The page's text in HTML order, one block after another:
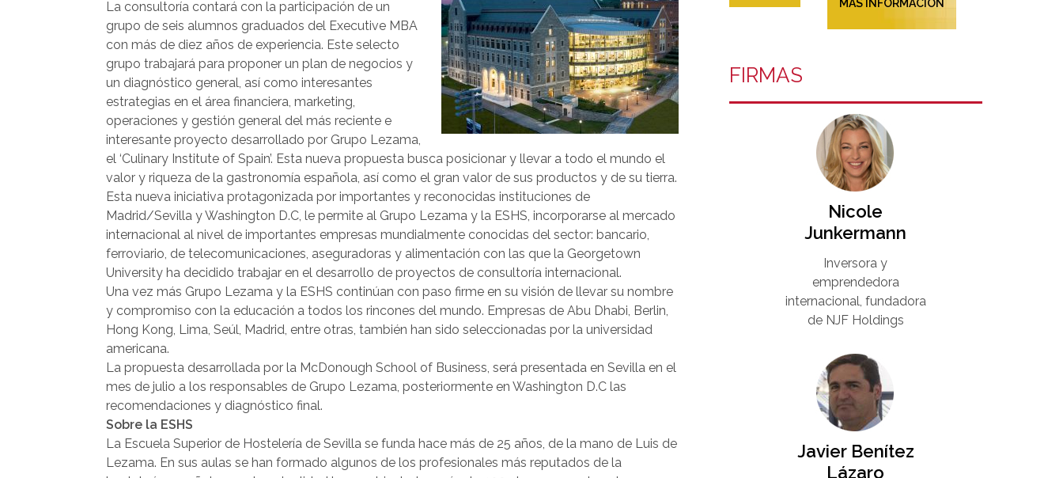
La consultoría contará con la participación de un
grupo de seis alumnos graduados del Executive MBA
con más de diez años de experiencia. Este selecto
grupo trabajará para proponer un plan de negocios y
un diagnóstico general, así como interesantes
estrategias en el área financiera, marketing,
operaciones y gestión general del más reciente e
interesante proyecto desarrollado por Grupo Lezama,
el ‘Culinary Institute of Spain’. Esta nueva propuesta busca posicionar y llevar a todo el mundo el
valor y riqueza de la gastronomía española, así como el gran valor de sus productos y de su tierra.
Esta nueva iniciativa protagonizada por importantes y reconocidas instituciones de
Madrid/Sevilla y Washington D.C, le permite al Grupo Lezama y la ESHS, incorporarse al mercado
internacional al nivel de importantes empresas mundialmente conocidas del sector: bancario,
ferroviario, de telecomunicaciones, aseguradoras y alimentación con las que la Georgetown
University ha decidido trabajar en el desarrollo de proyectos de consultoría internacional.
Una vez más Grupo Lezama y la ESHS continúan con paso firme en su visión de llevar su nombre
y compromiso con la educación a todos los rincones del mundo. Empresas de Abu Dhabi, Berlin,
Hong Kong, Lima, Seúl, Madrid, entre otras, también han sido seleccionadas por la universidad
americana.
La propuesta desarrollada por la McDonough School of Business, será presentada en Sevilla en el
mes de julio a los responsables de Grupo Lezama, posteriormente en Washington D.C las
recomendaciones y diagnóstico final.
Sobre la ESHS
La Escuela Superior de Hostelería de Sevilla se funda hace más de 25 años, de la mano de Luis de
Lezama. En sus aulas se han formado algunos de los profesionales más reputados de la
MÁS INFORMACIÓN
FIRMAS
Nicole
Junkermann​
Inversora y
emprendedora
internacional, fundadora
de NJF Holdings
Javier Benítez
Lázaro